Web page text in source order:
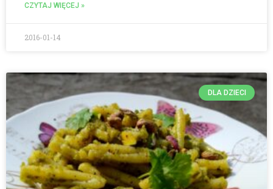
CZYTAJ WIĘCEJ »
2016-01-14
DLA DZIECI